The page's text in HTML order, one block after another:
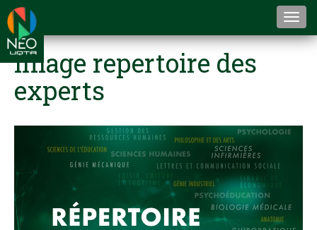
image repertoire des
experts